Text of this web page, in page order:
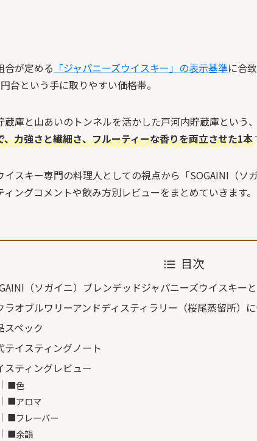
合が定める 「ジャパニーズウイスキー」の表示基準に合
台という手に取りやすい価格帯。
庫と山あいのトンネルを活かした戸河内貯蔵庫という、
、力強さと繊細さ、フルーティーな香りを両立させた1本
スキー専門の料理人としての視点から「SOGAINI（ソ
ングコメントや飲み方別レビューをまとめていきます。
目次
（ソガイニ）ブレンデッドジャパニーズウイスキー
ラオブルワリーアンドディスティラリー（桜尾蒸留所）
スペック
テイスティングノート
スティングレビュー
■色
■アロマ
■フレーバー
■余韻